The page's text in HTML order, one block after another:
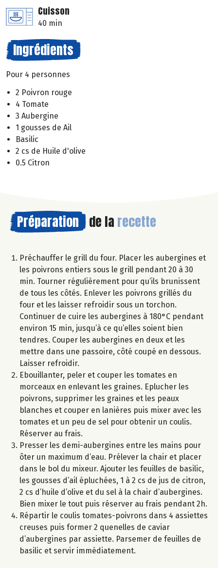
Cuisson
40 min
Ingrédients
Pour 4 personnes
2 Poivron rouge
4 Tomate
3 Aubergine
1 gousses de Ail
Basilic
2 cs de Huile d'olive
0.5 Citron
Préparation de la recette
Préchauffer le grill du four. Placer les aubergines et
les poivrons entiers sous le grill pendant 20 à 30
min. Tourner régulièrement pour qu’ils brunissent
de tous les côtés. Enlever les poivrons grillés du
four et les laisser refroidir sous un torchon.
Continuer de cuire les aubergines à 180°C pendant
environ 15 min, jusqu’à ce qu’elles soient bien
tendres. Couper les aubergines en deux et les
mettre dans une passoire, côté coupé en dessous.
Laisser refroidir.
Ebouillanter, peler et couper les tomates en
morceaux en enlevant les graines. Eplucher les
poivrons, supprimer les graines et les peaux
blanches et couper en lanières puis mixer avec les
tomates et un peu de sel pour obtenir un coulis.
Réserver au frais.
Presser les demi-aubergines entre les mains pour
ôter un maximum d’eau. Prélever la chair et placer
dans le bol du mixeur. Ajouter les feuilles de basilic,
les gousses d’ail épluchées, 1 à 2 cs de jus de citron,
2 cs d’huile d’olive et du sel à la chair d’aubergines.
Bien mixer le tout puis réserver au frais pendant 2h.
Répartir le coulis tomates-poivrons dans 4 assiettes
creuses puis former 2 quenelles de caviar
d’aubergines par assiette. Parsemer de feuilles de
basilic et servir immédiatement.